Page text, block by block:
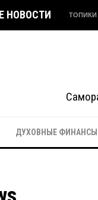
НОВОСТИ ТОПИКИ
ДУХОВНЫЕ ФИНАНСЫ